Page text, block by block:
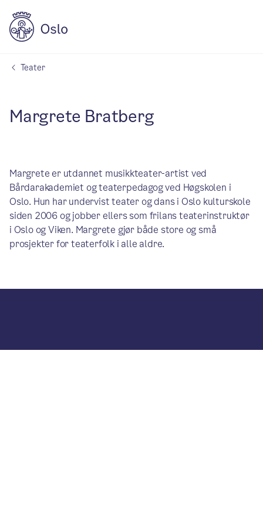
Teater
Margrete Bratberg
Margrete er utdannet musikkteater-artist ved
Bårdarakademiet og teaterpedagog ved Høgskolen i
Oslo. Hun har undervist teater og dans i Oslo kulturskole
siden 2006 og jobber ellers som frilans teaterinstruktør
i Oslo og Viken. Margrete gjør både store og små
prosjekter for teaterfolk i alle aldre.